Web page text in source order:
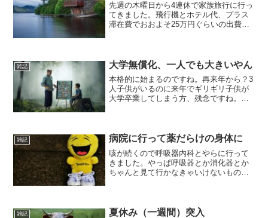
先週の木曜日から4連休で家族旅行に行っ
てきました。飛行機とホテル代、プラス
滞在費でおおよそ25万円ぐらいの出費で
物価が高くなる今、「...
雑記 大学無償化、一人でも大きいやん
本格的に始まるのですね。再来年から？3
人子供がいるのに来年でギリギリ子供が
大学卒業してしまう方、残念ですね。こ
で。まあ、一人っ子の我...
雑記 病院に行って薬だらけの身体に
咳が続くので呼吸器内科とやらに行って
きました。やっぱ呼吸器とか消化器とか
ちゃんと見て行かなきゃいけないものな
ぽいです。でしょうね。紫色...
雑記 夏休み（一週間）突入